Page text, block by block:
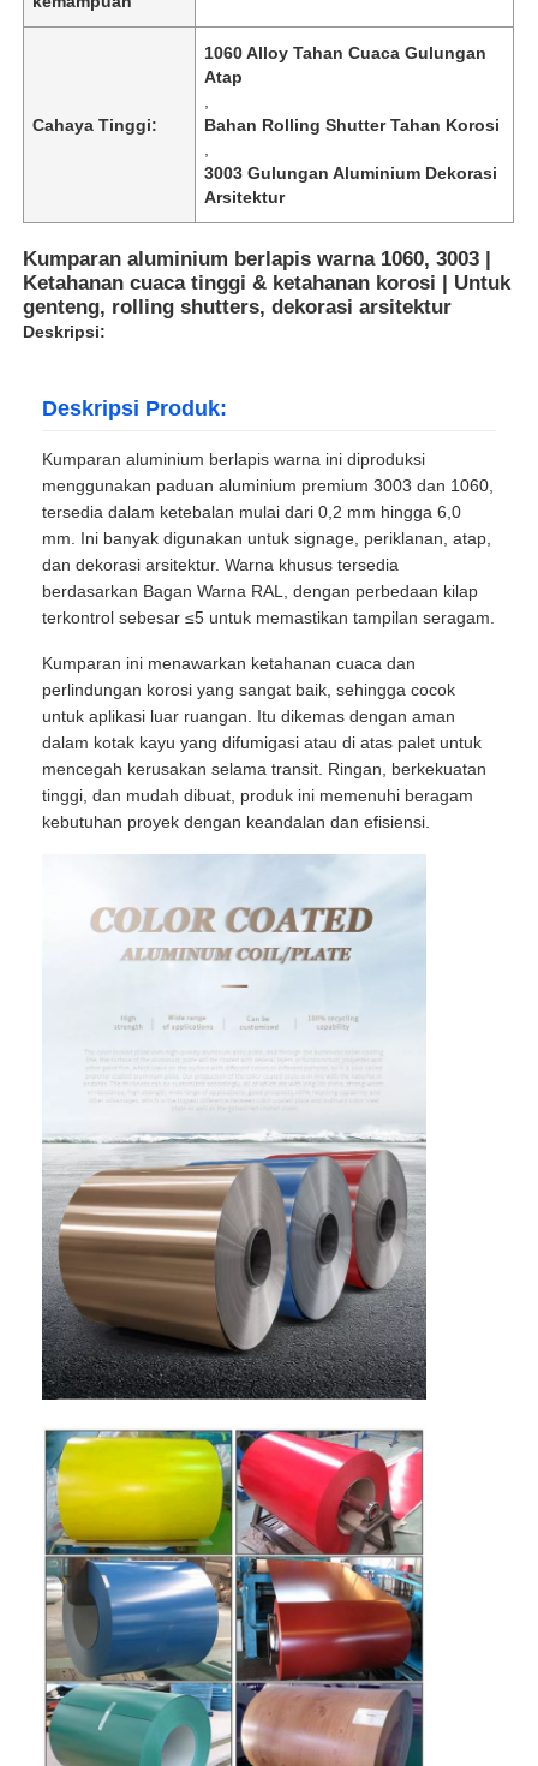
Rumah
Produk
Tentang Kami
Tur Pabrik
Kontrol kualitas
Hubungi Kami
Berita
Kasus
Minta Penawaran Harga
Aluminium Foil Roll
Cahaya Tinggi:
1060 Alloy Tahan Cuaca Gulungan
Atap
Bahan Rolling Shutter Tahan Korosi
3003 Gulungan Aluminium Dekorasi
Arsitektur
Kumparan aluminium berlapis warna 1060, 3003 |
Ketahanan cuaca tinggi & ketahanan korosi | Untuk
genteng, rolling shutters, dekorasi arsitektur
Deskripsi:
Deskripsi Produk:
Kumparan aluminium berlapis warna ini diproduksi
menggunakan paduan aluminium premium 3003 dan 1060,
tersedia dalam ketebalan mulai dari 0,2 mm hingga 6,0
mm. Ini banyak digunakan untuk signage, periklanan, atap,
dan dekorasi arsitektur. Warna khusus tersedia
berdasarkan Bagan Warna RAL, dengan perbedaan kilap
terkontrol sebesar ≤5 untuk memastikan tampilan seragam.
Kumparan ini menawarkan ketahanan cuaca dan
perlindungan korosi yang sangat baik, sehingga cocok
untuk aplikasi luar ruangan. Itu dikemas dengan aman
dalam kotak kayu yang difumigasi atau di atas palet untuk
mencegah kerusakan selama transit. Ringan, berkekuatan
tinggi, dan mudah dibuat, produk ini memenuhi beragam
kebutuhan proyek dengan keandalan dan efisiensi.